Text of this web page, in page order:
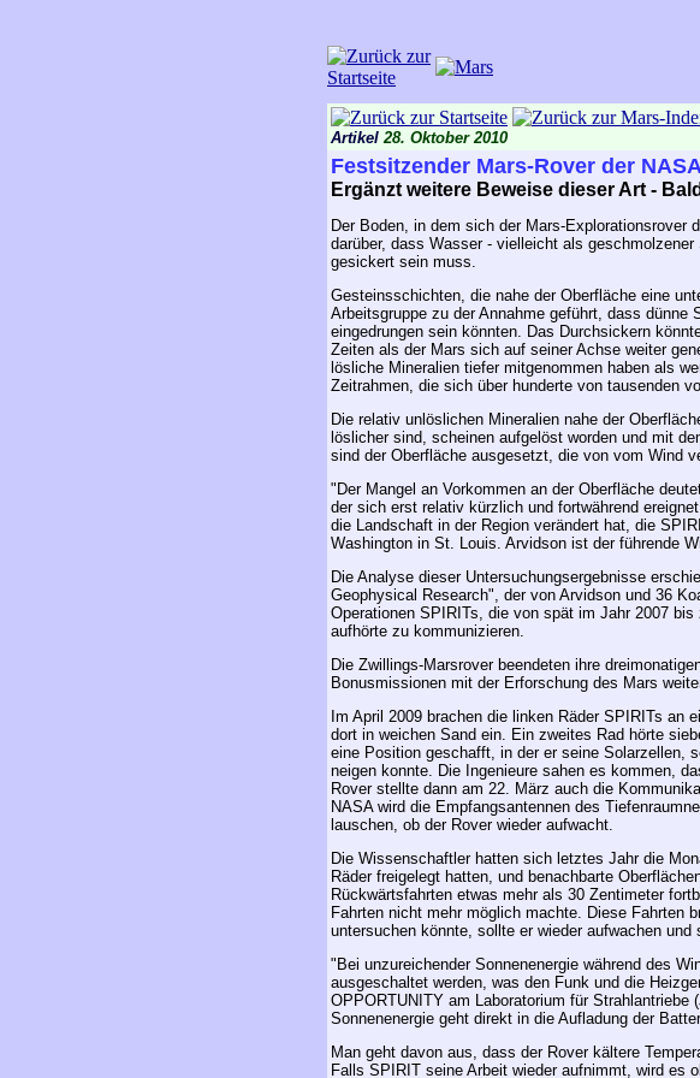
Artikel 28. Oktober 2010
Festsitzender Mars-Rover der
Ergänzt weitere Beweise dieser Art -
Der Boden, in dem sich der Mars-Explorationsrover
darüber, dass Wasser - vielleicht als
gesickert sein muss.
Gesteinsschichten, die nahe der Oberfläche eine
Arbeitsgruppe zu der Annahme geführt, dass
eingedrungen sein könnten. Das Durchsickern
Zeiten als der Mars sich auf seiner Achse weiter
lösliche Mineralien tiefer mitgenommen haben als
Zeitrahmen, die sich über hunderte von tausenden
Die relativ unlöslichen Mineralien nahe der
löslicher sind, scheinen aufgelöst worden und mit
sind der Oberfläche ausgesetzt, die von vom Wind
"Der Mangel an Vorkommen an der Oberfläche
der sich erst relativ kürzlich und fortwährend
die Landschaft in der Region verändert hat, die
Washington in St. Louis. Arvidson ist der führende
Die Analyse dieser Untersuchungsergebnisse
Geophysical Research", der von Arvidson und 36
Operationen SPIRITs, die von spät im Jahr 2007
aufhörte zu kommunizieren.
Die Zwillings-Marsrover beendeten ihre
Bonusmissionen mit der Erforschung des Mars
Im April 2009 brachen die linken Räder SPIRITs an
dort in weichen Sand ein. Ein zweites Rad hörte
eine Position geschafft, in der er seine Solarzellen,
neigen konnte. Die Ingenieure sahen es kommen,
Rover stellte dann am 22. März auch die
NASA wird die Empfangsantennen des
lauschen, ob der Rover wieder aufwacht.
Die Wissenschaftler hatten sich letztes Jahr die
Räder freigelegt hatten, und benachbarte
Rückwärtsfahrten etwas mehr als 30 Zentimeter
Fahrten nicht mehr möglich machte. Diese Fahrten
untersuchen könnte, sollte er wieder aufwachen
"Bei unzureichender Sonnenenergie während des
ausgeschaltet werden, was den Funk und die
OPPORTUNITY am Laboratorium für
Sonnenenergie geht direkt in die Aufladung der
Man geht davon aus, dass der Rover kältere
Falls SPIRIT seine Arbeit wieder aufnimmt, wird es